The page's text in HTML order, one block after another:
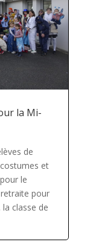
la Mi-
de
et
le
pour
classe de